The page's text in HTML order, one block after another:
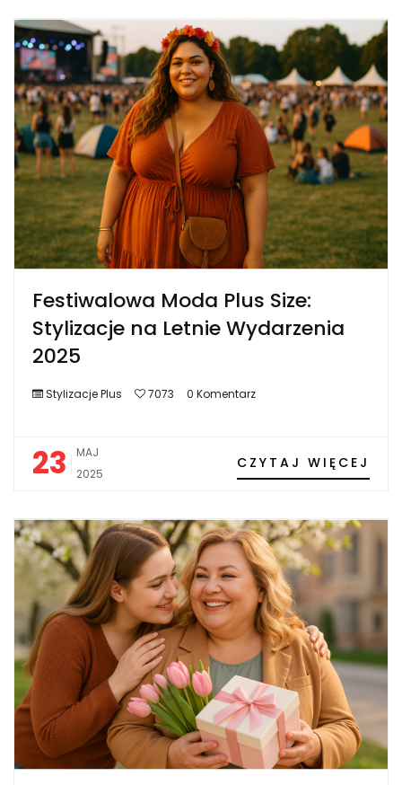
Festiwalowa Moda Plus Size:
Stylizacje na Letnie Wydarzenia
2025
Stylizacje Plus 7073 0 Komentarz
23
MAJ
2025
CZYTAJ WIĘCEJ